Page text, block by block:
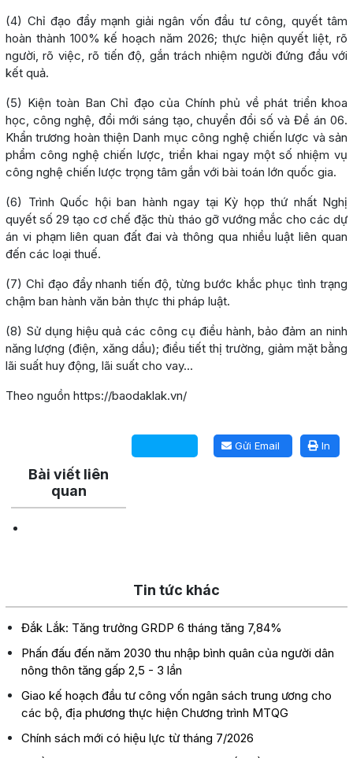
(4) Chỉ đạo đẩy mạnh giải ngân vốn đầu tư công, quyết tâm
hoàn thành 100% kế hoạch năm 2026; thực hiện quyết liệt, rõ
người, rõ việc, rõ tiến độ, gắn trách nhiệm người đứng đầu với
kết quả.
(5) Kiện toàn Ban Chỉ đạo của Chính phủ về phát triển khoa
học, công nghệ, đổi mới sáng tạo, chuyển đổi số và Đề án 06.
Khẩn trương hoàn thiện Danh mục công nghệ chiến lược và sản
phẩm công nghệ chiến lược, triển khai ngay một số nhiệm vụ
công nghệ chiến lược trọng tâm gắn với bài toán lớn quốc gia.
(6) Trình Quốc hội ban hành ngay tại Kỳ họp thứ nhất Nghị
quyết số 29 tạo cơ chế đặc thù tháo gỡ vướng mắc cho các dự
án vi phạm liên quan đất đai và thông qua nhiều luật liên quan
đến các loại thuế.
(7) Chỉ đạo đẩy nhanh tiến độ, từng bước khắc phục tình trạng
chậm ban hành văn bản thực thi pháp luật.
(8) Sử dụng hiệu quả các công cụ điều hành, bảo đảm an ninh
năng lượng (điện, xăng dầu); điều tiết thị trường, giảm mặt bằng
lãi suất huy động, lãi suất cho vay...
Theo nguồn https://baodaklak.vn/
In
Gửi Email
Bài viết liên
quan
Tin tức khác
Đắk Lắk: Tăng trưởng GRDP 6 tháng tăng 7,84%
Phấn đấu đến năm 2030 thu nhập bình quân của người dân
nông thôn tăng gấp 2,5 - 3 lần
Giao kế hoạch đầu tư công vốn ngân sách trung ương cho
các bộ, địa phương thực hiện Chương trình MTQG
Chính sách mới có hiệu lực từ tháng 7/2026